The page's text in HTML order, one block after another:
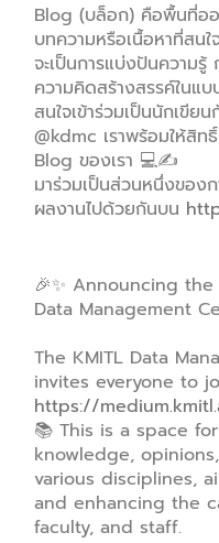
Blog (บล็อก) คือพื้นที่ออ
บทความหรือเนื้อหาที่สนใ
จะเป็นการแบ่งปันความ
ความคิดสร้างสรรค์ในแ
สนใจเข้าร่วมเป็นนักเขีย
@kdmc เราพร้อมให้สิ
Blog ของเรา 💻✍️
มาร่วมเป็นส่วนหนึ่งของ
ผลงานไปด้วยกันบน
🎉✨ Announcing
Data Management
The KMITL Data
invites everyone to
https://
📚 This is a space
knowledge,
various disciplines,
and enhancing the
faculty, and staff.